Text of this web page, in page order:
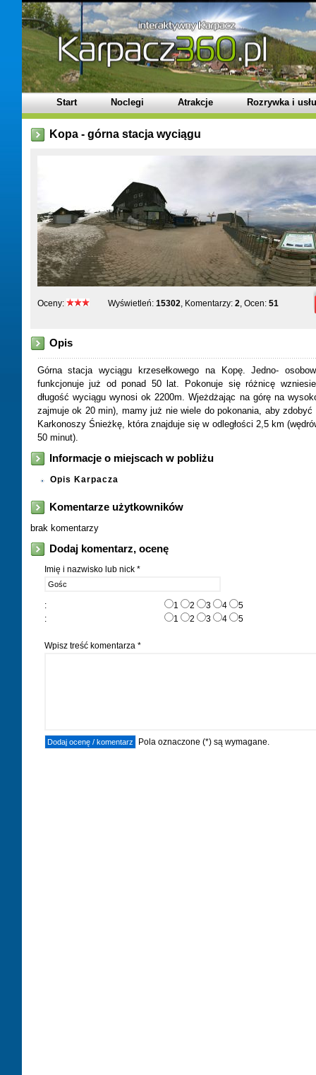
Start Noclegi Atrakcje Rozrywka i
Kopa - górna stacja wyciągu
Oceny: Wyświetleń: 15302, Komentarzy: 2, Ocen: 51
Opis
Górna stacja wyciągu krzesełkowego na Kopę. Jedno-
funkcjonuje już od ponad 50 lat. Pokonuje się różnicę
długość wyciągu wynosi ok 2200m. Wjeżdżając na górę na
zajmuje ok 20 min), mamy już nie wiele do pokonania, aby
Karkonoszy Śnieżkę, która znajduje się w odległości 2,5 km
50 minut).
Informacje o miejscach w pobliżu
Opis Karpacza
Komentarze użytkowników
brak komentarzy
Dodaj komentarz, ocenę
Imię i nazwisko lub nick *
: 1 2 3 4
5
:
1 2 3 4 5
Wpisz treść komentarza *
Pola oznaczone (*) są wymagane.